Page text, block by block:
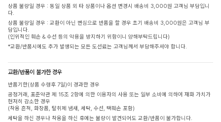
상품 불량일 경우 : 동일 상품 외 타 상품이나 옵션 변경시 배송비 3,000원 고객님 부담입니
다.
상품 불량일 경우 : 교환이 아닌 변심으로 반품을 할 경우 초기 배송비 3,000원은 고객님 부
담입니다.
(인위적인 훼손 & 수선 등의 악용을 방지하기 위함이니 양해부탁드립니다)
*교환/반품시에도 추가 발생되는 모든 도선료는 고객님께서 부담해주셔야 합니다.
교환/반품이 불가한 경우
반품기한(상품 수령후 7일)이 경과한 경우
공정거래, 표준약관 제 15조 2항에 의한 이용자의 사용 또는 일부 소비에 의하여 재화 가치가
현저히 감소한 경우
(착용 흔적, 화장품, 탈취제 냄새, 세탁, 수선, 택훼손 포함)
세탁을 하신 경우나 착용을 하신 후에는 불량이 발견되어도 교환/반품이 불가합니다.